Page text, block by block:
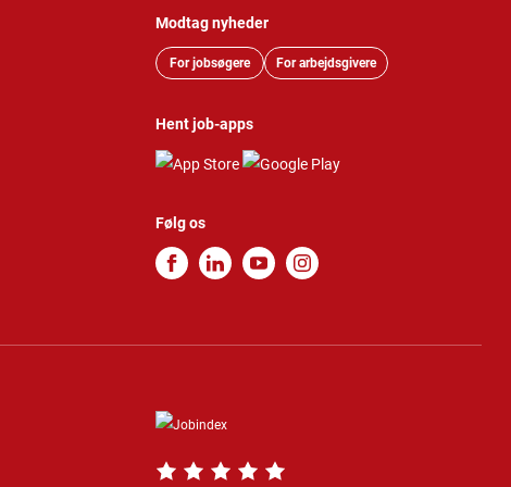
Modtag nyheder
For jobsøgere For arbejdsgivere
Hent job-apps
Følg os